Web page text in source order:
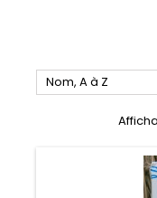
Nom, A à Z